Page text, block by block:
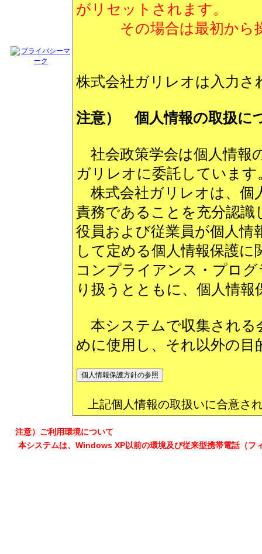
がリセットされます。
その場合は最初から操
株式会社ガリレオは入力
注意） 個人情報の取扱に
社会政策学会は個人情報
ガリレオに委託しています
株式会社ガリレオは、個
責務であることを充分認識
役員および従業員が個人情
して定める個人情報保護に
コンプライアンス・プロ
り扱うとともに、個人情
本システムで収集される
めに使用し、それ以外の目
上記個人情報の取扱いに合意さ
注意）ご利用環境について
本システムは、Windows XP以前の環境及び従来型携帯電話（フ